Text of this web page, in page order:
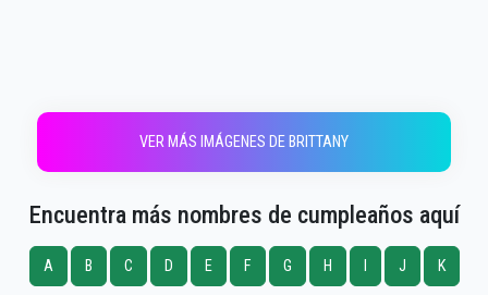
VER MÁS IMÁGENES DE BRITTANY
Encuentra más nombres de cumpleaños aquí
A B C D E F G H J K